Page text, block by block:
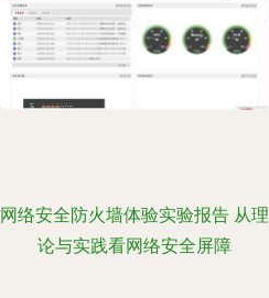
网络安全防火墙体验实验报告 从理
论与实践看网络安全屏障